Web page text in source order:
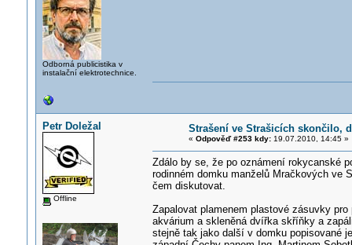
Odborná publicistika v
instalační elektrotechnice.
Petr Doležal
Offline
Strašení ve Strašicích skončilo,
« Odpověď #253 kdy:19.07.2010, 14:45 »
Zdálo by se, že po oznámení rokycanské
rodinném domku manželů Mračkových ve
čem diskutovat.
Zapalovat plamenem plastové zásuvky
akvárium a skleněná dvířka skříňky a
stejně tak jako další v domku popisované